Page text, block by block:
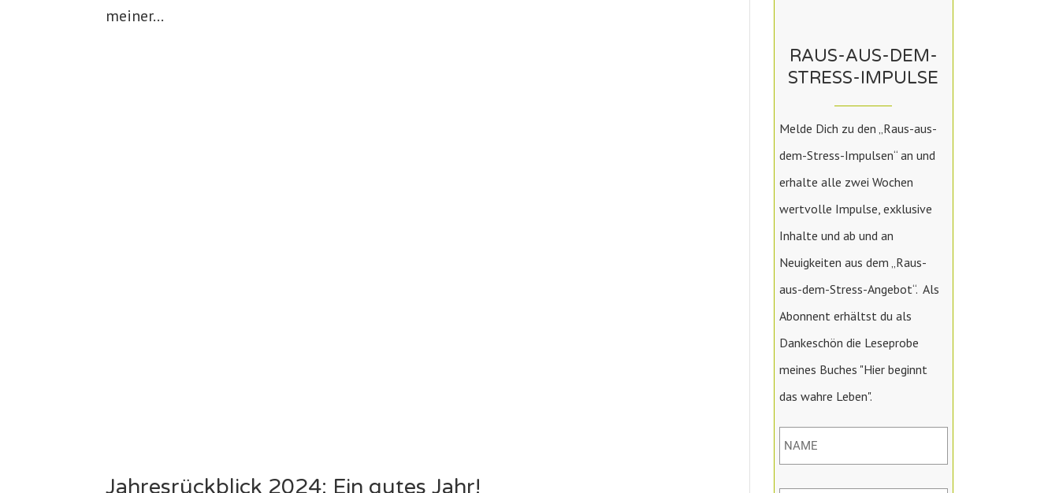
meiner...
Jahresrückblick 2024: Ein gutes Jahr!
RAUS-AUS-DEM-
STRESS-IMPULSE
Melde Dich zu den „Raus-aus-
dem-Stress-Impulsen“ an und
erhalte alle zwei Wochen
wertvolle Impulse, exklusive
Inhalte und ab und an
Neuigkeiten aus dem „Raus-
aus-dem-Stress-Angebot“. Als
Abonnent erhältst du als
Dankeschön die Leseprobe
meines Buches "Hier beginnt
das wahre Leben".